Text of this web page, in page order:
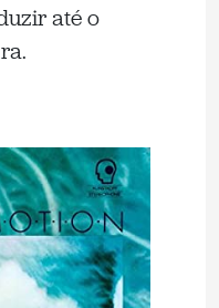
até o